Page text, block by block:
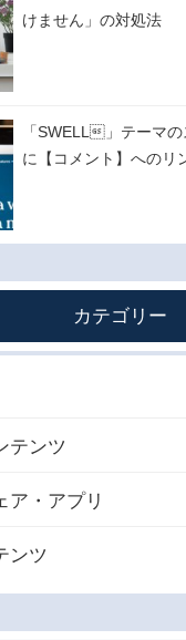
けません」の対処法
「SWELL」テーマ
に【コメント】へのリ
カテゴリー
テンツ
ア・アプリ
ンツ